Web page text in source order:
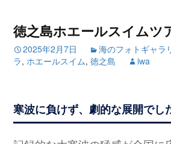
徳之島ホエールスイムツ
2025年2月7日 海のフォトギャラ
ラ,ホエールスイム,徳之島 iwa
寒波に負けず、劇的な展開でし